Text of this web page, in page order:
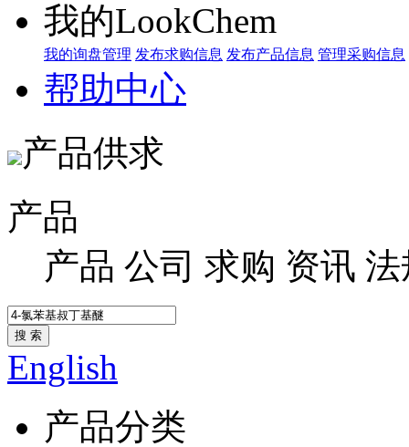
我的LookChem
我的询盘管理 发布求购信息 发布产品信息 管理采购信息
帮助中心
产品供求
产品
产品 公司 求购 资讯 法
搜 索
English
产品分类